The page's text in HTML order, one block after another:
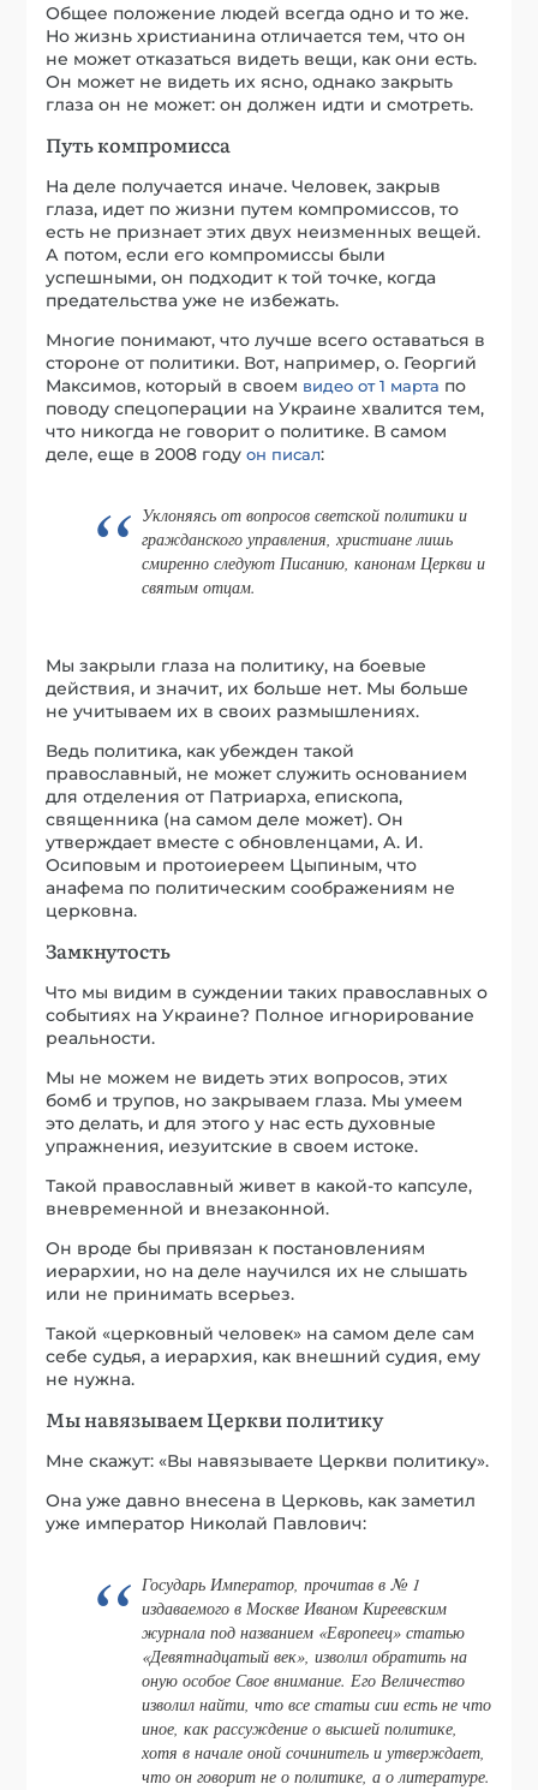
Общее положение людей всегда одно и то же.
Но жизнь христианина отличается тем, что он
не может отказаться видеть вещи, как они есть.
Он может не видеть их ясно, однако закрыть
глаза он не может: он должен идти и смотреть.
Путь компромисса
На деле получается иначе. Человек, закрыв
глаза, идет по жизни путем компромиссов, то
есть не признает этих двух неизменных вещей.
А потом, если его компромиссы были
успешными, он подходит к той точке, когда
предательства уже не избежать.
Многие понимают, что лучше всего оставаться в
стороне от политики. Вот, например, о. Георгий
Максимов, который в своем видео от 1 марта по
поводу спецоперации на Украине хвалится тем,
что никогда не говорит о политике. В самом
деле, еще в 2008 годуон писал:
Уклоняясь от вопросов светской политики и
гражданского управления, христиане лишь
смиренно следуют Писанию, канонам Церкви и
святым отцам.
Мы закрыли глаза на политику, на боевые
действия, и значит, их больше нет. Мы больше
не учитываем их в своих размышлениях.
Ведь политика, как убежден такой
православный, не может служить основанием
для отделения от Патриарха, епископа,
священника (на самом деле может). Он
утверждает вместе с обновленцами, А. И.
Осиповым и протоиереем Цыпиным, что
анафема по политическим соображениям не
церковна.
Замкнутость
Что мы видим в суждении таких православных о
событиях на Украине? Полное игнорирование
реальности.
Мы не можем не видеть этих вопросов, этих
бомб и трупов, но закрываем глаза. Мы умеем
это делать, и для этого у нас есть духовные
упражнения, иезуитские в своем истоке.
Такой православный живет в какой-то капсуле,
вневременной и внезаконной.
Он вроде бы привязан к постановлениям
иерархии, но на деле научился их не слышать
или не принимать всерьез.
Такой «церковный человек» на самом деле сам
себе судья, а иерархия, как внешний судия, ему
не нужна.
Мы навязываем Церкви политику
Мне скажут: «Вы навязываете Церкви политику».
Она уже давно внесена в Церковь, как заметил
уже император Николай Павлович:
Государь Император, прочитав в № 1
издаваемого в Москве Иваном Киреевским
журнала под названием «Европеец» статью
«Девятнадцатый век», изволил обратить на
оную особое Свое внимание. Его Величество
изволил найти, что все статьи сии есть не что
иное, как рассуждение о высшей политике,
хотя в начале оной сочинитель и утверждает,
что он говорит не о политике, а о литературе.